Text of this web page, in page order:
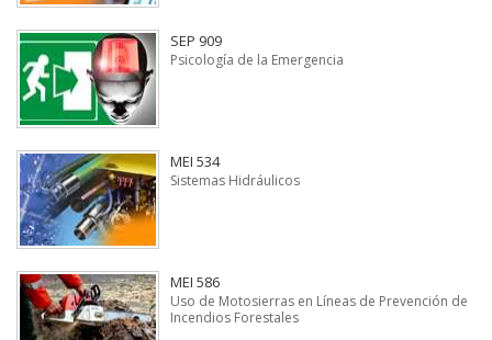
SEP 909
Psicología de la Emergencia
MEI 534
Sistemas Hidráulicos
MEI 586
Uso de Motosierras en Líneas de Prevención de
Incendios Forestales